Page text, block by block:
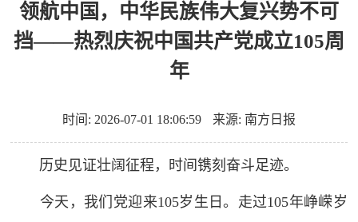
领航中国，中华民族伟大复兴势不可
挡——热烈庆祝中国共产党成立105周
年
时间: 2026-07-01 18:06:59 来源: 南方日报
历史见证壮阔征程，时间镌刻奋斗足迹。
今天，我们党迎来105岁生日。走过105年峥嵘岁